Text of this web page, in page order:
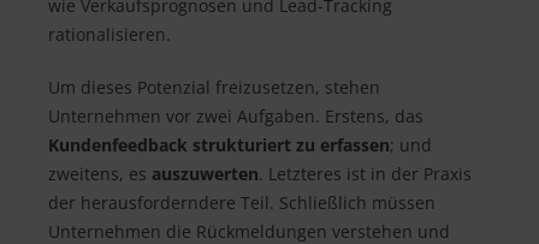
wie Verkaufsprognosen und Lead-Tracking
rationalisieren.
Um dieses Potenzial freizusetzen, stehen
Unternehmen vor zwei Aufgaben. Erstens, das
Kundenfeedback strukturiert zu erfassen; und
zweitens, es auszuwerten. Letzteres ist in der Praxis
der herausforderndere Teil. Schließlich müssen
Unternehmen die Rückmeldungen verstehen und